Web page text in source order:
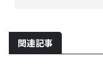
関連記事